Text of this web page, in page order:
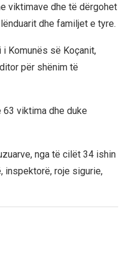
viktimave dhe të dërgohet
dhe familjet e tyre.
Komunës së Koçanit,
për shënim të
63 viktima dhe duke
nga të cilët 34 ishin
inspektorë, roje sigurie,